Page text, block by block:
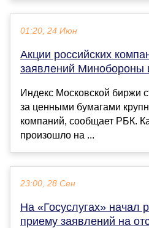
01:20, 24 Июн
Акции российских
заявлений Минобороны
Индекс Московской биржи
за ценными бумагами
компаний, сообщает РБК.
произошло на ...
23:00, 28 Сен
На «Госуслугах» начал
приему заявлений на